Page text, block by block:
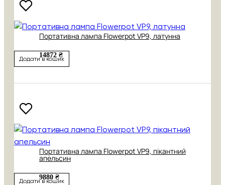
Портативна лампа Flowerpot VP9, латунна
14872 ₴
Додати в кошик
Портативна лампа Flowerpot VP9, пікантний
апельсин
9880 ₴
Додати в кошик